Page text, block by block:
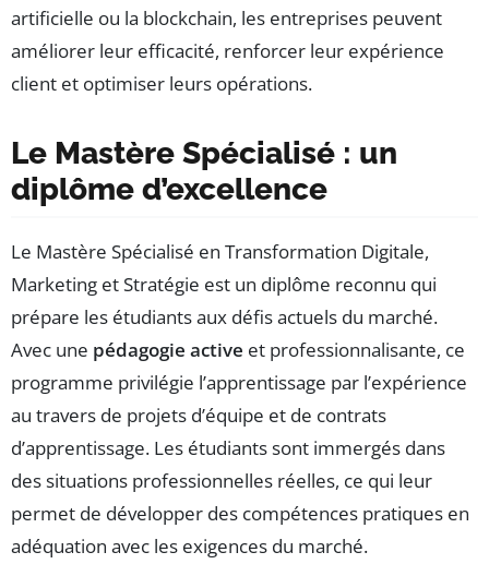
artificielle ou la blockchain, les entreprises peuvent
améliorer leur efficacité, renforcer leur expérience
client et optimiser leurs opérations.
Le Mastère Spécialisé : un
diplôme d’excellence
Le Mastère Spécialisé en Transformation Digitale,
Marketing et Stratégie est un diplôme reconnu qui
prépare les étudiants aux défis actuels du marché.
Avec une pédagogie active et professionnalisante, ce
programme privilégie l’apprentissage par l’expérience
au travers de projets d’équipe et de contrats
d’apprentissage. Les étudiants sont immergés dans
des situations professionnelles réelles, ce qui leur
permet de développer des compétences pratiques en
adéquation avec les exigences du marché.